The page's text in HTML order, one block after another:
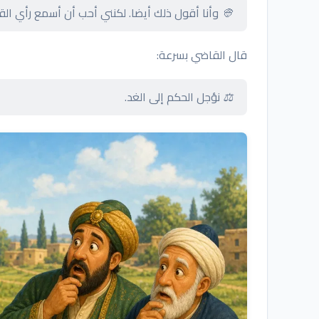
👳 وأنا أقول ذلك أيضا. لكنني أحب أن أسمع رأي
قال القاضي بسرعة:
⚖️ نؤجل الحكم إلى الغد.